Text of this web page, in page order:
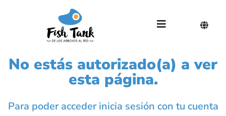
No estás autorizado(a) a ver
esta página.
Para poder acceder inicia sesión con tu cuenta